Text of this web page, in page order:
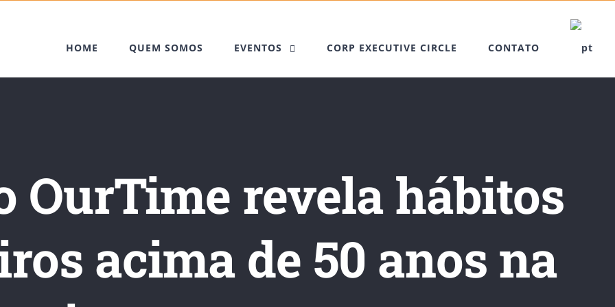
HOME QUEM SOMOS EVENTOS CORP EXECUTIVE CIRCLE CONTATO
OurTime revela hábitos
acima de 50 anos na